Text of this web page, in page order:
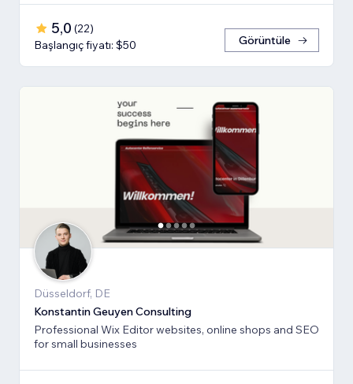
5,0 (22)
Başlangıç fiyatı: $50
Görüntüle
Düsseldorf, DE
Konstantin Geuyen Consulting
Professional Wix Editor websites, online shops and SEO
for small businesses